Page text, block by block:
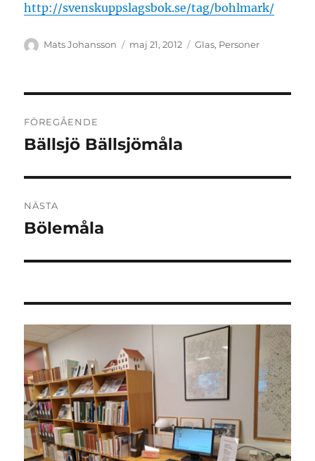
http://svenskuppslagsbok.se/tag/bohlmark/
Författare
Mats Johansson
Publicerat
maj 21, 2012 Kategorier
Glas, Personer
FÖREGÅENDE
Föregående
Bällsjö Bällsjömåla
NÄSTA
Nästa
Bölemåla